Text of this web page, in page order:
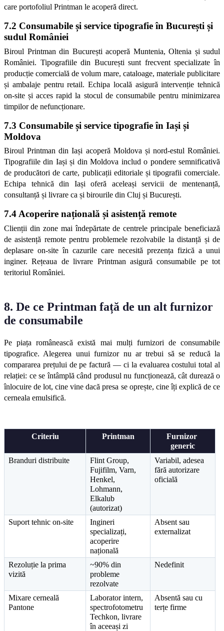
care portofoliul Printman le acoperă direct.
7.2 Consumabile și service tipografie în București și
sudul României
Biroul Printman din București acoperă Muntenia, Oltenia și sudul
României. Tipografiile din București sunt frecvent specializate în
producție comercială de volum mare, cataloage, materiale publicitare
și ambalaje pentru retail. Echipa locală asigură intervenție tehnică
on-site și acces rapid la stocul de consumabile pentru minimizarea
timpilor de nefuncționare.
7.3 Consumabile și service tipografie în Iași și
Moldova
Biroul Printman din Iași acoperă Moldova și nord-estul României.
Tipografiile din Iași și din Moldova includ o pondere semnificativă
de producători de carte, publicații editoriale și tipografii comerciale.
Echipa tehnică din Iași oferă aceleași servicii de mentenanță,
consultanță și livrare ca și birourile din Cluj și București.
7.4 Acoperire națională și asistență remote
Clienții din zone mai îndepărtate de centrele principale beneficiază
de asistență remote pentru problemele rezolvabile la distanță și de
deplasare on-site în cazurile care necesită prezența fizică a unui
inginer. Rețeaua de livrare Printman asigură consumabile pe tot
teritoriul României.
8. De ce Printman față de un alt furnizor
de consumabile
Pe piața românească există mai mulți furnizori de consumabile
tipografice. Alegerea unui furnizor nu ar trebui să se reducă la
compararea prețului de pe factură — ci la evaluarea costului total al
relației: ce se întâmplă când produsul nu funcționează, cât durează o
înlocuire de lot, cine vine dacă presa se oprește, cine îți explică de ce
cerneala emulsifică.
Criteriu Printman
Furnizor
generic
Branduri distribuite
Flint Group,
Fujifilm, Varn,
Henkel,
Lohmann,
Elkalub
(autorizat)
Variabil, adesea
fără autorizare
oficială
Suport tehnic on-site
Ingineri
specializați,
acoperire
națională
Absent sau
externalizat
Rezoluție la prima
vizită
~90% din
probleme
rezolvate
Nedefinit
Mixare cerneală
Pantone
Laborator intern,
spectrofotometru
Techkon, livrare
în aceeași zi
Absentă sau cu
terțe firme